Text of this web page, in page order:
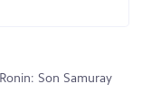
Son Samuray